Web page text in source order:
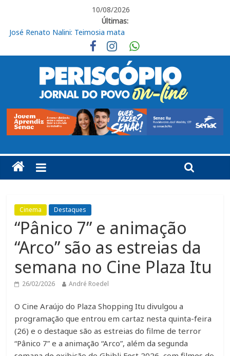
10/08/2026
Últimas:
José Renato Nalini: Teimosia mata
Obras de R$ 54 milhões avançam na Rodovia Vereador José de
Moraes, em Cabreúva
Em casa, Ituano Sub-20 perde para o Red Bull Bragantino
Ituano quer união para vencer o Barra neste sábado
Ituano vence o Barra pelo Campeonato Brasileiro da Série C
Cinema Destaques
“Pânico 7” e animação
“Arco” são as estreias da
semana no Cine Plaza Itu
26/02/2026 André Roedel
O Cine Araújo do Plaza Shopping Itu divulgou a
programação que entrou em cartaz nesta quinta-feira
(26) e o destaque são as estreias do filme de terror
“Pânico 7” e a animação “Arco”, além da segunda